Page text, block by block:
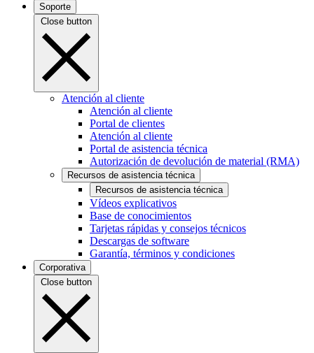
Soporte
Close button
Atención al cliente
Atención al cliente
Portal de clientes
Atención al cliente
Portal de asistencia técnica
Autorización de devolución de material (RMA)
Recursos de asistencia técnica
Recursos de asistencia técnica
Vídeos explicativos
Base de conocimientos
Tarjetas rápidas y consejos técnicos
Descargas de software
Garantía, términos y condiciones
Corporativa
Close button